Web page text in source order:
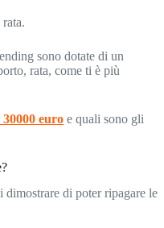
sono dotate di un
rata, come ti è più
euro e quali sono gli
di poter ripagare le